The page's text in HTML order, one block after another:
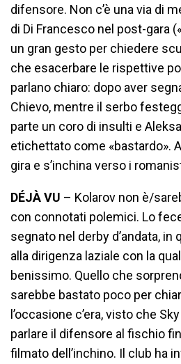
difensore. Non c’è una via di
di Di Francesco nel post-gara
un gran gesto per chiedere
che esacerbare le rispettive
parlano chiaro: dopo aver
Chievo, mentre il serbo
parte un coro di insulti e
etichettato come «bastardo».
gira e s’inchina verso i
DÉJÀ VU – Kolarov non è/
con connotati polemici. Lo
segnato nel derby d’andata,
alla dirigenza laziale con la
benissimo. Quello che
sarebbe bastato poco per
l’occasione c’era, visto che
parlare il difensore al fischio
filmato dell’inchino. Il club ha